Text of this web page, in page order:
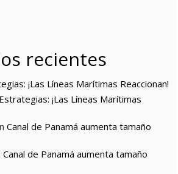
recientes
¡Las Líneas Marítimas Reaccionan!
Estrategias: ¡Las Líneas Marítimas
Canal de Panamá aumenta tamaño
Canal de Panamá aumenta tamaño